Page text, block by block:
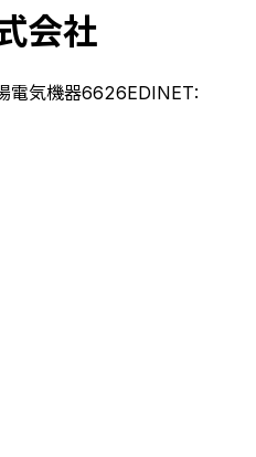
会社
電気機器6626EDINET: